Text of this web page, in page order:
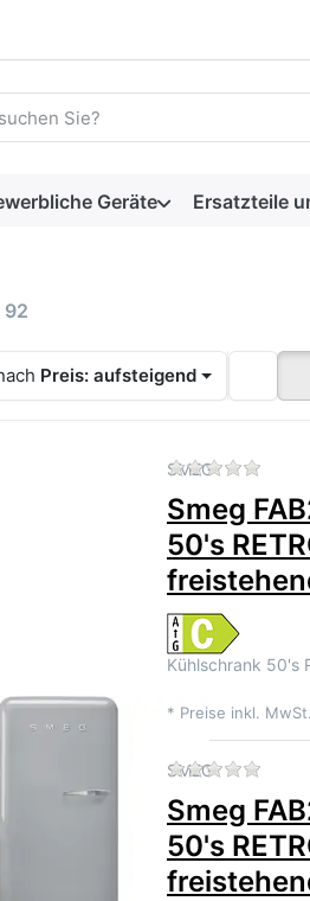
Suchbegriff ein. Während Sie
Geräte Ersatzteile
92
Preis: aufsteigend
SMEG Zu
Smeg
50's
Kühlschrank 50's
* Preise inkl.
SMEG Zu
Smeg
50's